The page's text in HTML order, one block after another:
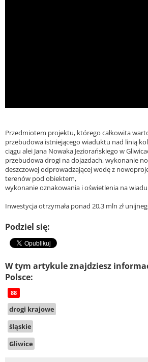
Przedmiotem projektu, którego całkowita
przebudowa istniejącego wiaduktu nad linią
ciągu alei Jana Nowaka Jeziorańskiego w
przebudowa drogi na dojazdach, wykonanie
deszczowej odprowadzającej wodę z
terenów pod obiektem,
wykonanie oznakowania i oświetlenia na
Inwestycja otrzymała ponad 20,3 mln zł
Podziel się:
W tym artykule znajdziesz
Polsce:
88
drogi krajowe
śląskie
Gliwice